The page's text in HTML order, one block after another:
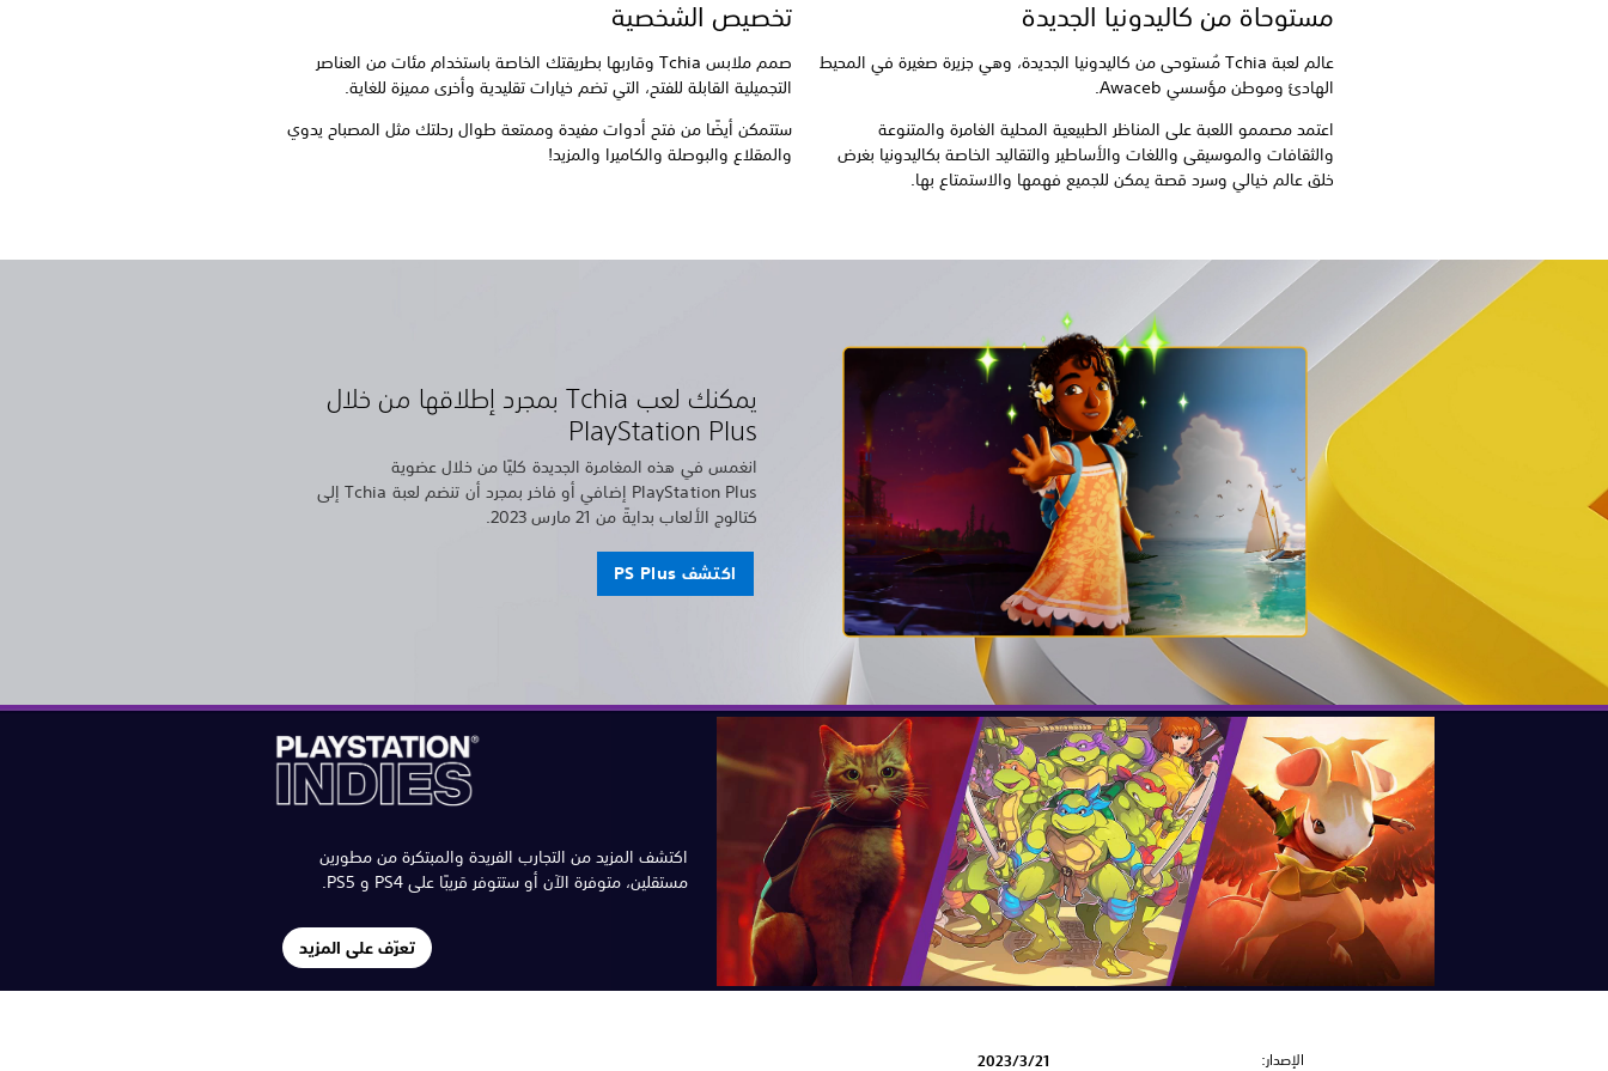
تخصيص الشخصية
صمم ملابس Tchia وقاربها بطريقتك الخاصة باستخدام مئات من العناصر
التجميلية القابلة للفتح، التي تضم خيارات تقليدية وأخرى مميزة للغاية.
ستتمكن أيضًا من فتح أدوات مفيدة وممتعة طوال رحلتك مثل المصباح يدوي
والمقلاع والبوصلة والكاميرا والمزيد!
مستوحاة من كاليدونيا الجديدة
عالم لعبة Tchia مُستوحى من كاليدونيا الجديدة، وهي جزيرة صغيرة في المحيط
الهادئ وموطن مؤسسي Awaceb.
اعتمد مصممو اللعبة على المناظر الطبيعية المحلية الغامرة والمتنوعة
والثقافات والموسيقى واللغات والأساطير والتقاليد الخاصة بكاليدونيا بغرض
خلق عالم خيالي وسرد قصة يمكن للجميع فهمها والاستمتاع بها.
يمكنك لعب Tchia بمجرد إطلاقها من خلال
PlayStation Plus
انغمس في هذه المغامرة الجديدة كليًا من خلال عضوية
PlayStation Plus إضافي أو فاخر بمجرد أن تنضم لعبة Tchia إلى
كتالوج الألعاب بدايةً من 21 مارس 2023.
اكتشف PS Plus
اكتشف المزيد من التجارب الفريدة والمبتكرة من مطورين
مستقلين، متوفرة الآن أو ستتوفر قريبًا على PS4 و PS5.
تعرّف على المزيد
الإصدار: 21‏/3‏/2023